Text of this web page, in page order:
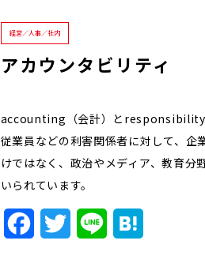
経営／人事／社内
アカウンタビリティ
accounting（会計）とresponsibility
従業員などの利害関係者に対して、
けではなく、政治やメディア、教育
いられています。
FacebookTwitter Line